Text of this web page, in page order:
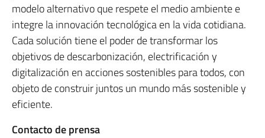
modelo alternativo que respete el medio ambiente e
integre la innovación tecnológica en la vida cotidiana.
Cada solución tiene el poder de transformar los
objetivos de descarbonización, electrificación y
digitalización en acciones sostenibles para todos, con
objeto de construir juntos un mundo más sostenible y
eficiente.
Contacto de prensa